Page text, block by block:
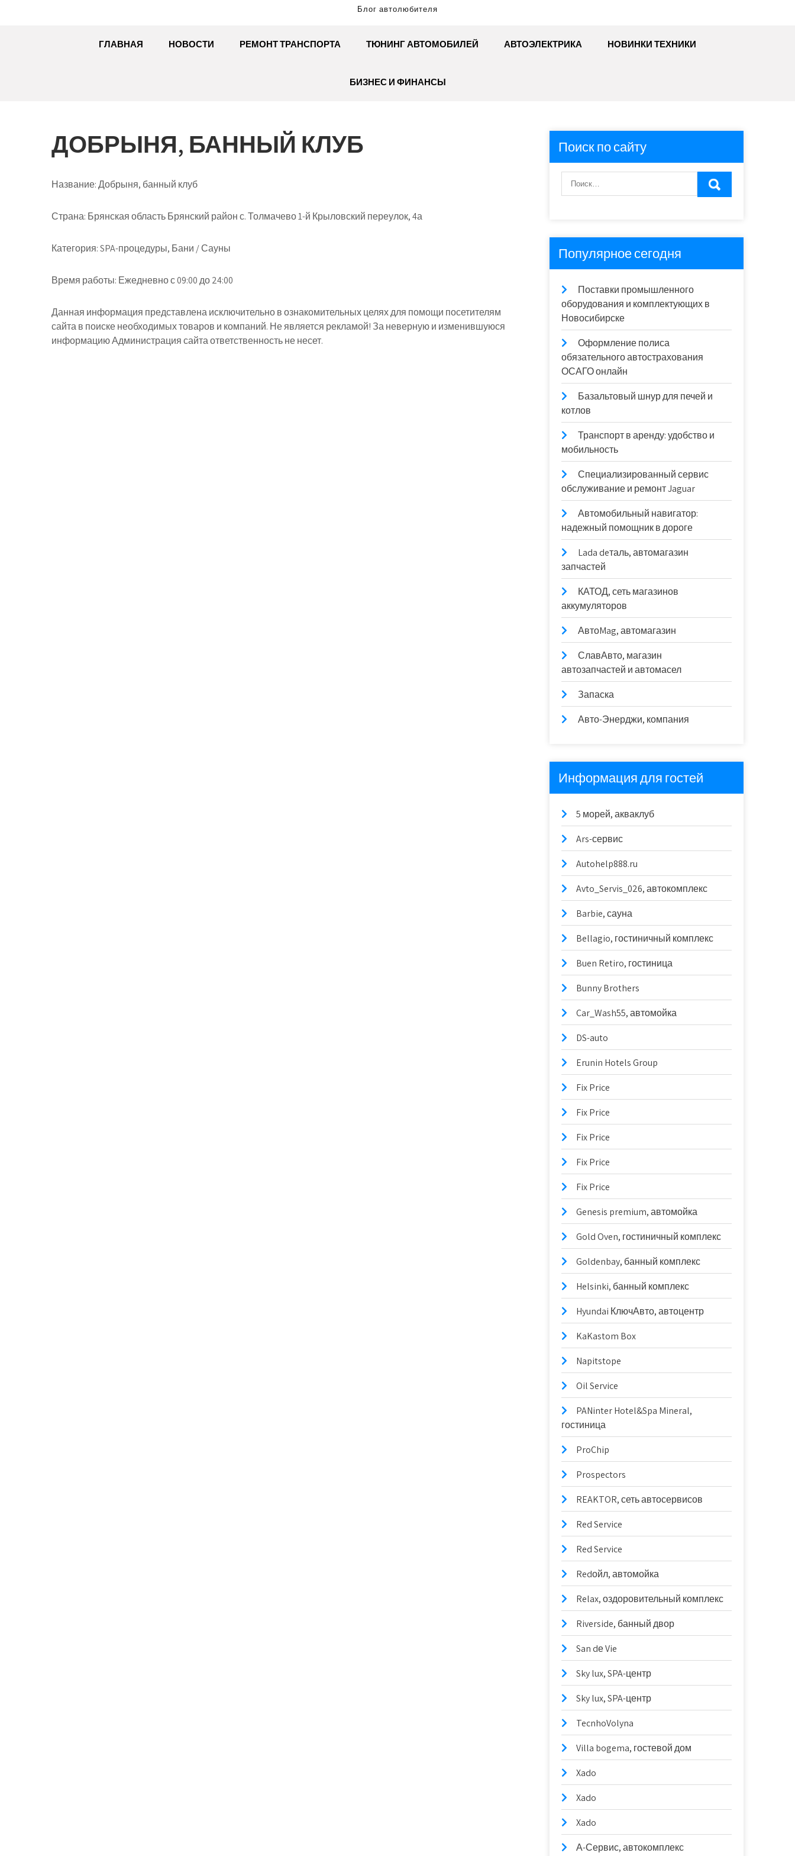
Блог автолюбителя
ГЛАВНАЯ НОВОСТИ РЕМОНТ ТРАНСПОРТА ТЮНИНГ АВТОМОБИЛЕЙ АВТОЭЛЕКТРИКА НОВИНКИ ТЕХНИКИ
БИЗНЕС И ФИНАНСЫ
ДОБРЫНЯ, БАННЫЙ КЛУБ
Название:Добрыня, банный клуб
Страна: Брянская область Брянский район с. Толмачево 1-й Крыловский переулок, 4а
Категория:SPA-процедуры, Бани / Сауны
Время работы: Ежедневно с 09:00 до 24:00
Данная информация представлена исключительно в ознакомительных целях для помощи посетителям
сайта в поиске необходимых товаров и компаний. Не является рекламой! За неверную и изменившуюся
информацию Администрация сайта ответственность не несет.
Поиск по сайту
Популярное сегодня
Поставки промышленного
оборудования и комплектующих в
Новосибирске
Оформление полиса
обязательного автострахования
ОСАГО онлайн
Базальтовый шнур для печей и
котлов
Транспорт в аренду: удобство и
мобильность
Специализированный сервис
обслуживание и ремонт Jaguar
Автомобильный навигатор:
надежный помощник в дороге
Lada deталь, автомагазин
запчастей
КАТОД, сеть магазинов
аккумуляторов
АвтоMag, автомагазин
СлавАвто, магазин
автозапчастей и автомасел
Запаска
Авто-Энерджи, компания
Информация для гостей
5 морей, акваклуб
Ars-сервис
Autohelp888.ru
Avto_Servis_026, автокомплекс
Barbie, сауна
Bellagio, гостиничный комплекс
Buen Retiro, гостиница
Bunny Brothers
Car_Wash55, автомойка
DS-auto
Erunin Hotels Group
Fix Price
Fix Price
Fix Price
Fix Price
Fix Price
Genesis premium, автомойка
Gold Oven, гостиничный комплекс
Goldenbay, банный комплекс
Helsinki, банный комплекс
Hyundai КлючАвто, автоцентр
KaKastom Box
Napitstope
Oil Service
PANinter Hotel&Spa Mineral,
гостиница
ProChip
Prospectors
REAKTOR, сеть автосервисов
Red Service
Red Service
Redойл, автомойка
Relax, оздоровительный комплекс
Riverside, банный двор
San dе Vie
Sky lux, SPA-центр
Sky lux, SPA-центр
TecnhoVolyna
Villa bogema, гостевой дом
Xado
Xado
Xado
А-Сервис, автокомплекс